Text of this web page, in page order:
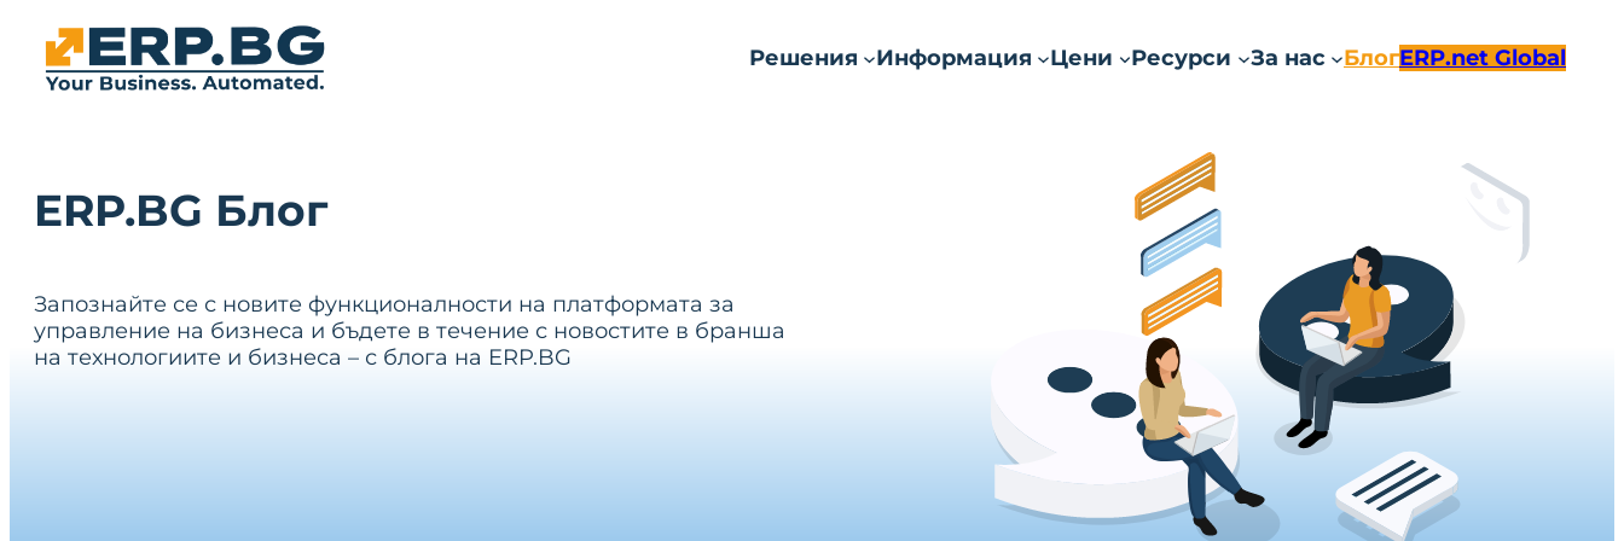
Решения Информация Цени Ресурси За нас БлогERP.net Global
ERP.BG Блог
Запознайте се с новите функционалности на платформата за
управление на бизнеса и бъдете в течение с новостите в бранша
на технологиите и бизнеса – с блога на ERP.BG